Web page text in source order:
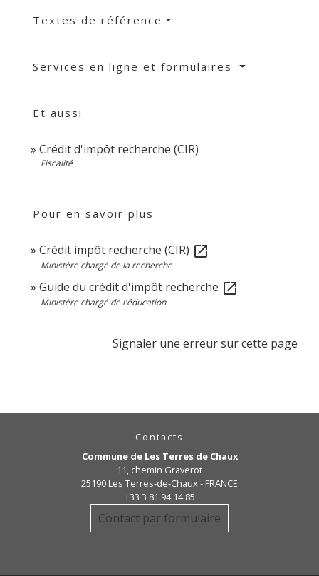
Textes de référence
Services en ligne et formulaires
Et aussi
Crédit d'impôt recherche (CIR)
Fiscalité
Pour en savoir plus
Crédit impôt recherche (CIR) open_in_new
Ministère chargé de la recherche
Guide du crédit d'impôt recherche open_in_new
Ministère chargé de l'éducation
Signaler une erreur sur cette page
Contacts
Commune de Les Terres de Chaux
11, chemin Graverot
25190 Les Terres-de-Chaux - FRANCE
+33 3 81 94 14 85
Contact par formulaire